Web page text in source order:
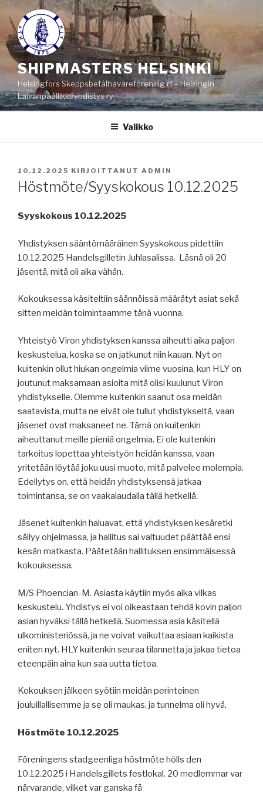
Siirry
sisältöön
SHIPMASTERS HELSINKI
Helsingfors Skeppsbefälhavareförening rf – Helsingin
Laivanpäällikköyhdistys ry
Valikko
JULKAISTU
10.12.2025 KIRJOITTANUT ADMIN
Höstmöte/Syyskokous 10.12.2025
Syyskokous 10.12.2025
Yhdistyksen sääntömääräinen Syyskokous pidettiin
10.12.2025 Handelsgilletin Juhlasalissa. Läsnä oli 20
jäsentä, mitä oli aika vähän.
Kokouksessa käsiteltiin säännöissä määrätyt asiat sekä
sitten meidän toimintaamme tänä vuonna.
Yhteistyö Viron yhdistyksen kanssa aiheutti aika paljon
keskustelua, koska se on jatkunut niin kauan. Nyt on
kuitenkin ollut hiukan ongelmia viime vuosina, kun HLY on
joutunut maksamaan asioita mitä olisi kuulunut Viron
yhdistykselle. Olemme kuitenkin saanut osa meidän
saatavista, mutta ne eivät ole tullut yhdistykseltä, vaan
jäsenet ovat maksaneet ne. Tämä on kuitenkin
aiheuttanut meille pieniä ongelmia. Ei ole kuitenkin
tarkoitus lopettaa yhteistyön heidän kanssa, vaan
yritetään löytää joku uusi muoto, mitä palvelee molempia.
Edellytys on, että heidän yhdistyksensä jatkaa
toimintansa, se on vaakalaudalla tällä hetkellä.
Jäsenet kuitenkin haluavat, että yhdistyksen kesäretki
säilyy ohjelmassa, ja hallitus sai valtuudet päättää ensi
kesän matkasta. Päätetään hallituksen ensimmäisessä
kokouksessa.
M/S Phoencian-M. Asiasta käytiin myös aika vilkas
keskustelu. Yhdistys ei voi oikeastaan tehdä kovin paljon
asian hyväksi tällä hetkellä. Suomessa asia käsitellä
ulkoministeriössä, ja ne voivat vaikuttaa asiaan kaikista
eniten nyt. HLY kuitenkin seuraa tilannetta ja jakaa tietoa
eteenpäin aina kun saa uutta tietoa.
Kokouksen jälkeen syötiin meidän perinteinen
jouluillallisemme ja se oli maukas, ja tunnelma oli hyvä.
Höstmöte 10.12.2025
Föreningens stadgeenliga höstmöte hölls den
10.12.2025 i Handelsgillets festlokal. 20 medlemmar var
närvarande, vilket var ganska få